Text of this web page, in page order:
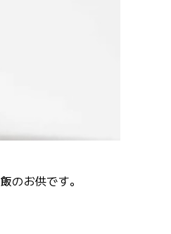
のお供です。